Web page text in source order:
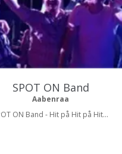
SPOT ON Band
Aabenraa
ON Band - Hit på Hit på Hit...